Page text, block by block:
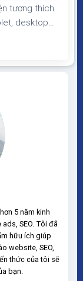
tương thích
desktop…
hoàn toàn
5 năm kinh
SEO. Tôi đã
hữu ích giúp
website, SEO,
thức của tôi sẽ
bạn.